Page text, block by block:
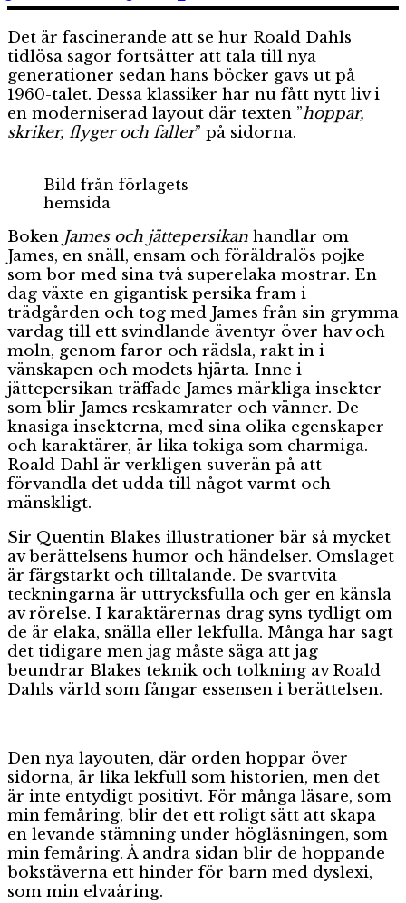
Det är fascinerande att se hur Roald Dahls
tidlösa sagor fortsätter att tala till nya
generationer sedan hans böcker gavs ut på
1960-talet. Dessa klassiker har nu fått nytt liv i
en moderniserad layout där texten ”hoppar,
skriker, flyger och faller” på sidorna.
Bild från förlagets
hemsida
Boken James och jättepersikan handlar om
James, en snäll, ensam och föräldralös pojke
som bor med sina två superelaka mostrar. En
dag växte en gigantisk persika fram i
trädgården och tog med James från sin grymma
vardag till ett svindlande äventyr över hav och
moln, genom faror och rädsla, rakt in i
vänskapen och modets hjärta. Inne i
jättepersikan träffade James märkliga insekter
som blir James reskamrater och vänner. De
knasiga insekterna, med sina olika egenskaper
och karaktärer, är lika tokiga som charmiga.
Roald Dahl är verkligen suverän på att
förvandla det udda till något varmt och
mänskligt.
Sir Quentin Blakes illustrationer bär så mycket
av berättelsens humor och händelser. Omslaget
är färgstarkt och tilltalande. De svartvita
teckningarna är uttrycksfulla och ger en känsla
av rörelse. I karaktärernas drag syns tydligt om
de är elaka, snälla eller lekfulla. Många har sagt
det tidigare men jag måste säga att jag
beundrar Blakes teknik och tolkning av Roald
Dahls värld som fångar essensen i berättelsen.
Den nya layouten, där orden hoppar över
sidorna, är lika lekfull som historien, men det
är inte entydigt positivt. För många läsare, som
min femåring, blir det ett roligt sätt att skapa
en levande stämning under högläsningen, som
min femåring. Å andra sidan blir de hoppande
bokstäverna ett hinder för barn med dyslexi,
som min elvaåring.